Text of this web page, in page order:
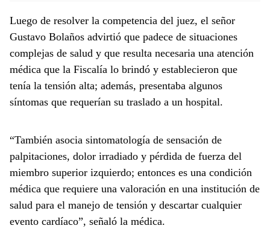
Luego de resolver la competencia del juez, el señor
Gustavo Bolaños advirtió que padece de situaciones
complejas de salud y que resulta necesaria una atención
médica que la Fiscalía lo brindó y establecieron que
tenía la tensión alta; además, presentaba algunos
síntomas que requerían su traslado a un hospital.
“También asocia sintomatología de sensación de
palpitaciones, dolor irradiado y pérdida de fuerza del
miembro superior izquierdo; entonces es una condición
médica que requiere una valoración en una institución de
salud para el manejo de tensión y descartar cualquier
evento cardíaco”, señaló la médica.